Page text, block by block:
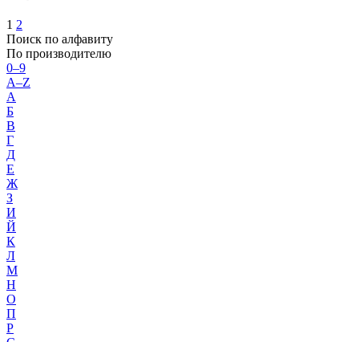
1 2
Поиск по алфавиту
По производителю
0–9
A–Z
А
Б
В
Г
Д
Е
Ж
З
И
Й
К
Л
М
Н
О
П
Р